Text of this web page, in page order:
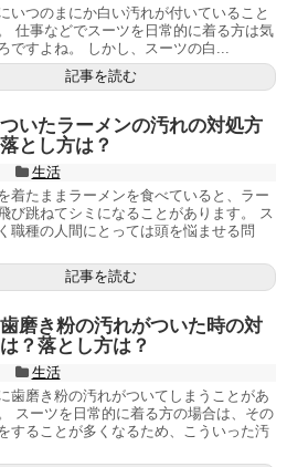
いつのまにか白い汚れが付いていること
仕事などでスーツを日常的に着る方は気
ですよね。 しかし、スーツの白...
記事を読む
いたラーメンの汚れの対処方
とし方は？
生活
着たままラーメンを食べていると、ラー
び跳ねてシミになることがあります。 ス
職種の人間にとっては頭を悩ませる問
記事を読む
磨き粉の汚れがついた時の対
？落とし方は？
生活
歯磨き粉の汚れがついてしまうことがあ
スーツを日常的に着る方の場合は、その
することが多くなるため、こういった汚